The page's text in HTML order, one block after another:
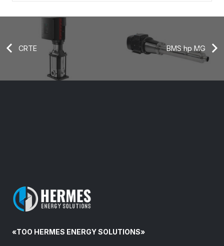
CRTE BMS hp MG
«ТОО HERMES ENERGY SOLUTIONS»